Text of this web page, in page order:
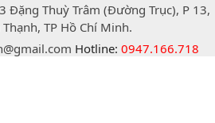
Đặng Thuỳ Trâm (Đường Trục), P 13,
TP Hồ Chí Minh.
Hotline: 0947.166.718